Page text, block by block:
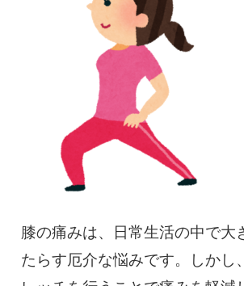
慢性疼痛
症例
よくある質問
クリニック紹介
お知らせ 採用情報
予約フォーム
膝の痛みは、日常生活の中で大
たらす厄介な悩みです。しかし